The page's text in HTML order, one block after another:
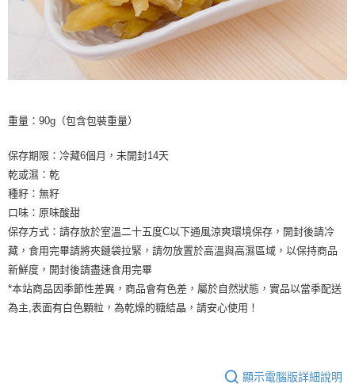
重量：90g（包含包裝重量）
保存期限：冷藏6個月，未開封14天
乾或濕：乾
種籽：無籽
口味：原味酸甜
保存方式：請存放於室溫二十五度C以下通風涼爽環境保存，開封後請冷
藏，食用完畢請將夾鏈袋拉緊，請勿放置於高溫與高濕區域，以保持商品
新鮮度，開封後請盡速食用完畢
*本站商品因季節性差異，商品會有色差，屬於自然狀態，實品以當季配送
為主,表面有白色顆粒，為乾燥的糖結晶，請安心使用！
顯示電腦版詳細說明